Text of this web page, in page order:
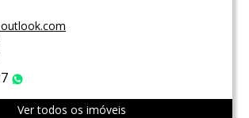
Ver todos os imóveis